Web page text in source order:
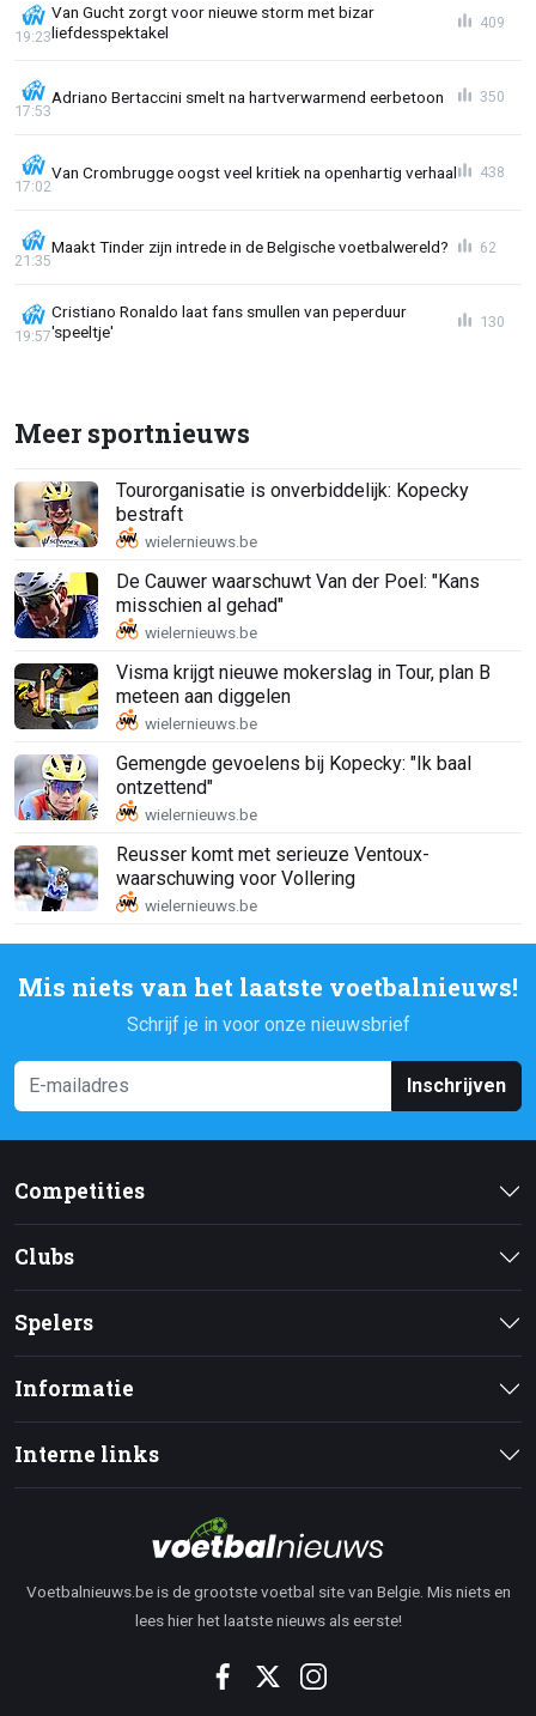
Van Gucht zorgt voor nieuwe storm met bizar
liefdesspektakel
19:23
409
Adriano Bertaccini smelt na hartverwarmend eerbetoon
17:53
350
Van Crombrugge oogst veel kritiek na openhartig verhaal
17:02
438
Maakt Tinder zijn intrede in de Belgische voetbalwereld?
21:35
62
Cristiano Ronaldo laat fans smullen van peperduur
'speeltje'
19:57
130
Meer sportnieuws
Tourorganisatie is onverbiddelijk: Kopecky
bestraft
De Cauwer waarschuwt Van der Poel: "Kans
misschien al gehad"
Visma krijgt nieuwe mokerslag in Tour, plan B
meteen aan diggelen
Gemengde gevoelens bij Kopecky: "Ik baal
ontzettend"
Reusser komt met serieuze Ventoux-
waarschuwing voor Vollering
Mis niets van het laatste voetbalnieuws!
Schrijf je in voor onze nieuwsbrief
Inschrijven
Competities
Clubs
Spelers
Informatie
Interne links
Voetbalnieuws.be is de grootste voetbal site van Belgie. Mis niets en
lees hier het laatste nieuws als eerste!